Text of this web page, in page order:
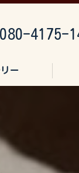
080-4175-
ー